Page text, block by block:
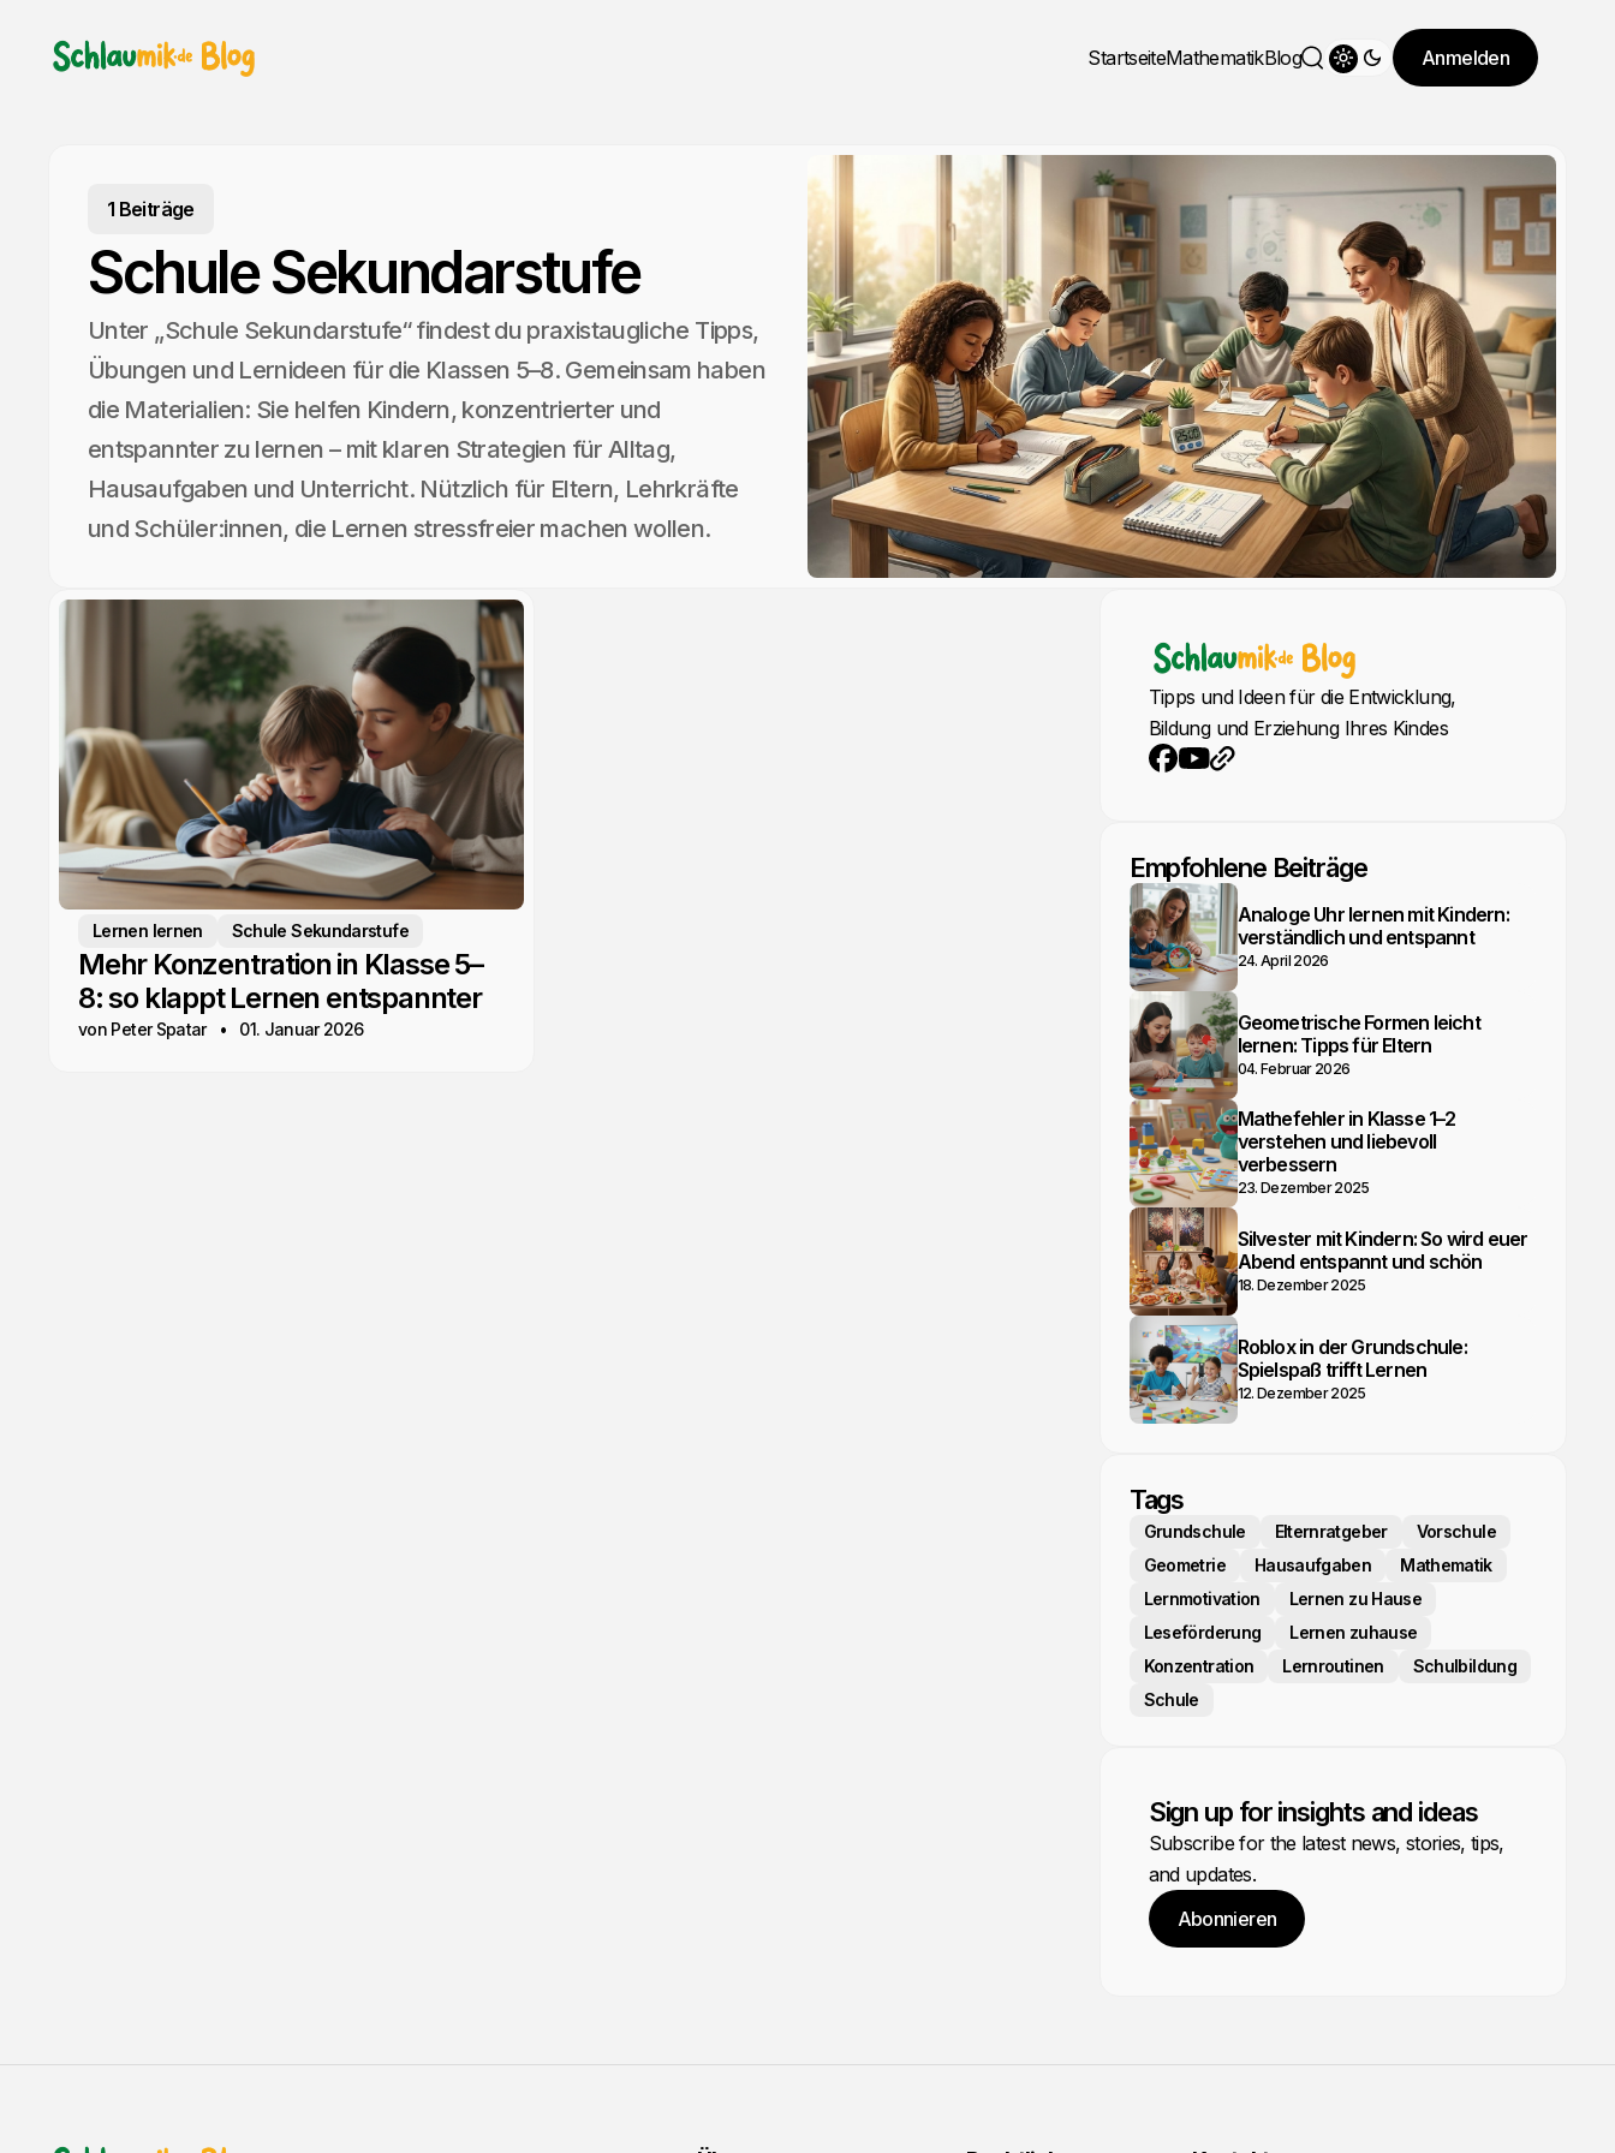
StartseiteMathematikBlog
Theme wechseln
Anmelden
1 Beiträge
Schule Sekundarstufe
Unter „Schule Sekundarstufe“ findest du praxistaugliche Tipps,
Übungen und Lernideen für die Klassen 5–8. Gemeinsam haben
die Materialien: Sie helfen Kindern, konzentrierter und
entspannter zu lernen – mit klaren Strategien für Alltag,
Hausaufgaben und Unterricht. Nützlich für Eltern, Lehrkräfte
und Schüler:innen, die Lernen stressfreier machen wollen.
Lernen lernen Schule Sekundarstufe
Mehr Konzentration in Klasse 5–
8: so klappt Lernen entspannter
von Peter Spatar 01. Januar 2026
Tipps und Ideen für die Entwicklung,
Bildung und Erziehung Ihres Kindes
Empfohlene Beiträge
Analoge Uhr lernen mit Kindern:
verständlich und entspannt
24. April 2026
Geometrische Formen leicht
lernen: Tipps für Eltern
04. Februar 2026
Mathefehler in Klasse 1–2
verstehen und liebevoll
verbessern
23. Dezember 2025
Silvester mit Kindern: So wird euer
Abend entspannt und schön
18. Dezember 2025
Roblox in der Grundschule:
Spielspaß trifft Lernen
12. Dezember 2025
Tags
Grundschule Elternratgeber
Vorschule
Geometrie
Hausaufgaben
Mathematik
Lernmotivation
Lernen zu Hause
Leseförderung
Lernen zuhause
Konzentration
Lernroutinen
Schulbildung
Schule
Sign up for insights and ideas
Subscribe for the latest news, stories, tips,
and updates.
Abonnieren